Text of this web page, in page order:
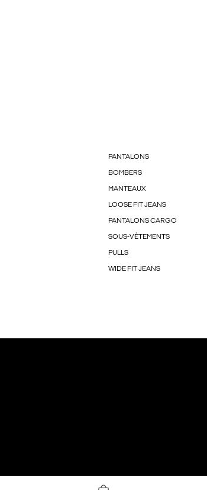
PANTALONS
BOMBERS
MANTEAUX
LOOSE FIT JEANS
PANTALONS CARGO
SOUS-VÊTEMENTS
PULLS
WIDE FIT JEANS